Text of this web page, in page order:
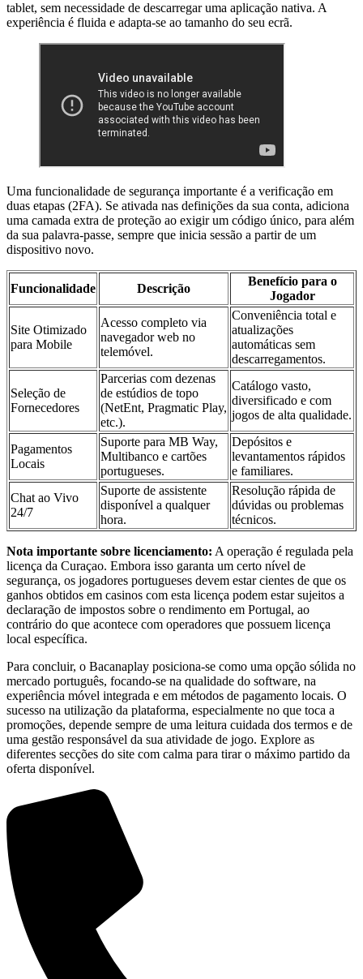
tablet, sem necessidade de descarregar uma aplicação nativa. A
experiência é fluida e adapta-se ao tamanho do seu ecrã.
Uma funcionalidade de segurança importante é a verificação em
duas etapas (2FA). Se ativada nas definições da sua conta, adiciona
uma camada extra de proteção ao exigir um código único, para além
da sua palavra-passe, sempre que inicia sessão a partir de um
dispositivo novo.
Funcionalidade Descrição
Benefício para o
Jogador
Site Otimizado
para Mobile
Acesso completo via
navegador web no
telemóvel.
Conveniência total e
atualizações
automáticas sem
descarregamentos.
Seleção de
Fornecedores
Parcerias com dezenas
de estúdios de topo
(NetEnt, Pragmatic Play,
etc.).
Catálogo vasto,
diversificado e com
jogos de alta qualidade.
Pagamentos
Locais
Suporte para MB Way,
Multibanco e cartões
portugueses.
Depósitos e
levantamentos rápidos
e familiares.
Chat ao Vivo
24/7
Suporte de assistente
disponível a qualquer
hora.
Resolução rápida de
dúvidas ou problemas
técnicos.
Nota importante sobre licenciamento: A operação é regulada pela
licença da Curaçao. Embora isso garanta um certo nível de
segurança, os jogadores portugueses devem estar cientes de que os
ganhos obtidos em casinos com esta licença podem estar sujeitos a
declaração de impostos sobre o rendimento em Portugal, ao
contrário do que acontece com operadores que possuem licença
local específica.
Para concluir, o Bacanaplay posiciona-se como uma opção sólida no
mercado português, focando-se na qualidade do software, na
experiência móvel integrada e em métodos de pagamento locais. O
sucesso na utilização da plataforma, especialmente no que toca a
promoções, depende sempre de uma leitura cuidada dos termos e de
uma gestão responsável da sua atividade de jogo. Explore as
diferentes secções do site com calma para tirar o máximo partido da
oferta disponível.